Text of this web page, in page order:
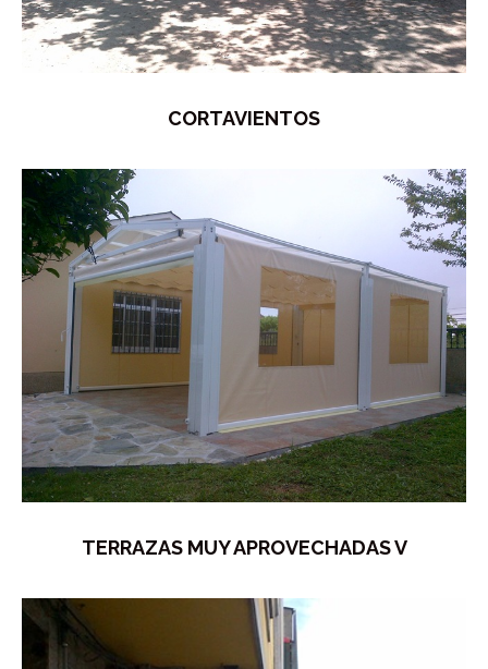
CORTAVIENTOS
TERRAZAS MUY APROVECHADAS V